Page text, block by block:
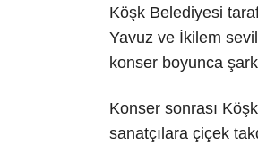
Köşk Belediyesi
Yavuz ve İkilem
konser boyunca
Konser sonrası
sanatçılara çiçek